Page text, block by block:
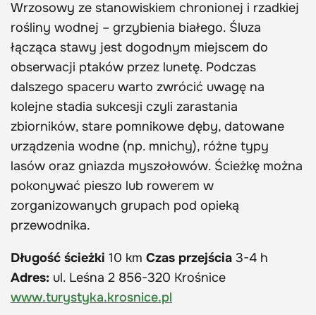
Wrzosowy ze stanowiskiem chronionej i rzadkiej
rośliny wodnej – grzybienia białego. Śluza
łącząca stawy jest dogodnym miejscem do
obserwacji ptaków przez lunetę. Podczas
dalszego spaceru warto zwrócić uwagę na
kolejne stadia sukcesji czyli zarastania
zbiorników, stare pomnikowe dęby, datowane
urządzenia wodne (np. mnichy), różne typy
lasów oraz gniazda myszołowów. Ścieżkę można
pokonywać pieszo lub rowerem w
zorganizowanych grupach pod opieką
przewodnika.
Długość ścieżki 10 km Czas przejścia 3-4 h
Adres: ul. Leśna 2 856-320 Krośnice
www.turystyka.krosnice.pl